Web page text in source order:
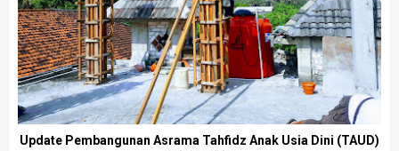
Update Pembangunan Asrama Tahfidz Anak Usia Dini (TAUD)